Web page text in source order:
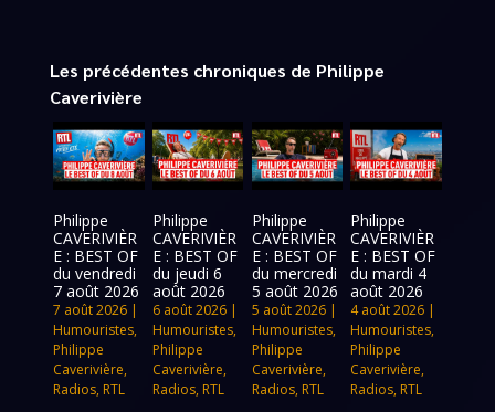
Les précédentes chroniques de Philippe
Caverivière
Philippe
CAVERIVIÈR
E : BEST OF
du vendredi
7 août 2026
7 août 2026 |
Humouristes,
Philippe
Caverivière,
Radios, RTL
Philippe
CAVERIVIÈR
E : BEST OF
du jeudi 6
août 2026
6 août 2026|
Humouristes,
Philippe
Caverivière,
Radios, RTL
Philippe
CAVERIVIÈR
E : BEST OF
du mercredi
5 août 2026
5 août 2026|
Humouristes,
Philippe
Caverivière,
Radios, RTL
Philippe
CAVERIVIÈR
E : BEST OF
du mardi 4
août 2026
4 août 2026 |
Humouristes,
Philippe
Caverivière,
Radios, RTL